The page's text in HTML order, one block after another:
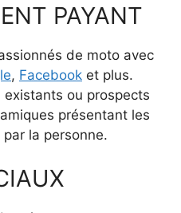
PAYANT
de moto avec
, Facebook et plus.
existants ou prospects
présentant les
la personne.